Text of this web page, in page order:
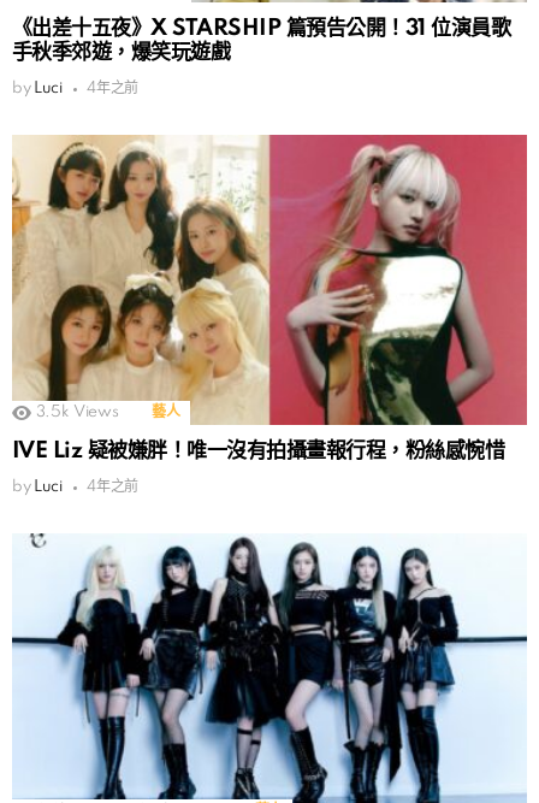
《出差十五夜》X STARSHIP 篇預告公開！31 位演員歌
手秋季郊遊，爆笑玩遊戲
by Luci 4年之前
3.5k Views 藝人
IVE Liz 疑被嫌胖！唯一沒有拍攝畫報行程，粉絲感惋惜
by Luci 4年之前